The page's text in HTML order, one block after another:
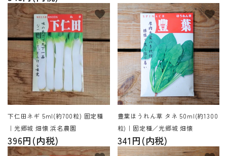
下仁田ネギ 5ml(約700粒) 固定種
｜光郷城 畑懐 浜名農園
396円(内税)
favorite
豊葉ほうれん草 タネ 50ml(約1300
粒)｜固定種／光郷城 畑懐
341円(内税)
favorite